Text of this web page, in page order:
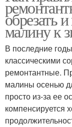
обрезать
малину к
В последние
классическими
ремонтантные.
малины осенью
просто из-за ее
компенсируется